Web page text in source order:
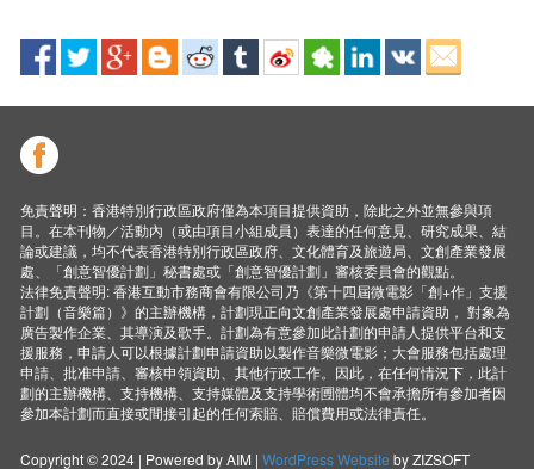
免責聲明：香港特別行政區政府僅為本項目提供資助，除此之外並無參與項
目。在本刊物／活動內（或由項目小組成員）表達的任何意見、研究成果、結
論或建議，均不代表香港特別行政區政府、文化體育及旅遊局、文創產業發展
處、「創意智優計劃」秘書處或「創意智優計劃」審核委員會的觀點。
法律免責聲明: 香港互動市務商會有限公司乃《第十四屆微電影「創+作」支援
計劃（音樂篇）》的主辦機構，計劃現正向文創產業發展處申請資助， 對象為
廣告製作企業、其導演及歌手。計劃為有意參加此計劃的申請人提供平台和支
援服務，申請人可以根據計劃申請資助以製作音樂微電影；大會服務包括處理
申請、批准申請、審核申領資助、其他行政工作。因此，在任何情況下，此計
劃的主辦機構、支持機構、支持媒體及支持學術圑體均不會承擔所有參加者因
參加本計劃而直接或間接引起的任何索賠、賠償費用或法律責任。
Copyright © 2024 | Powered by AIM |WordPress Website by ZIZSOFT